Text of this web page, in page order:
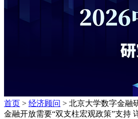
首页 > 经济顾问 > 北京大学数字金融
金融开放需要“双支柱宏观政策”支持